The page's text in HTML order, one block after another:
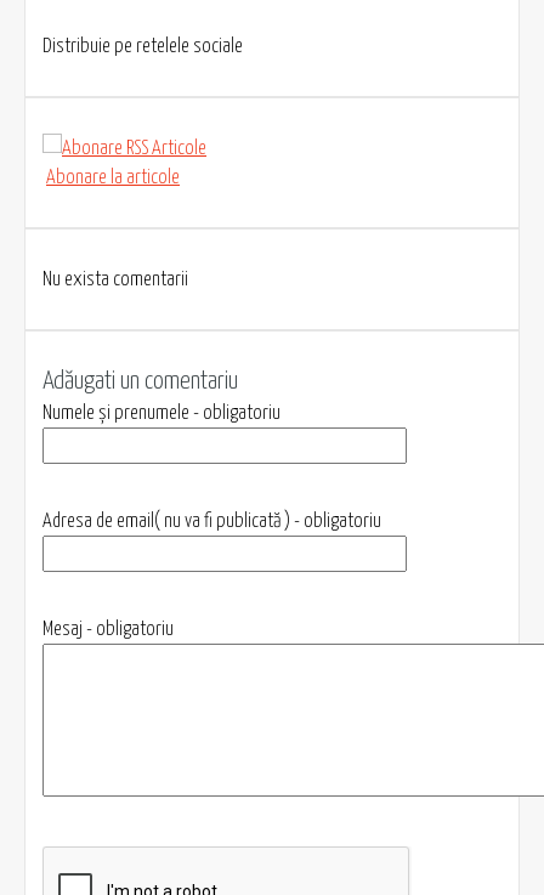
Distribuie pe retelele sociale
Abonare la articole
Nu exista comentarii
Adăugati un comentariu
Numele și prenumele - obligatoriu
Adresa de email( nu va fi publicată ) - obligatoriu
Mesaj - obligatoriu